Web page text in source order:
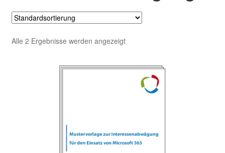
Bestseller
Alle 2 Ergebnisse werden angezeigt